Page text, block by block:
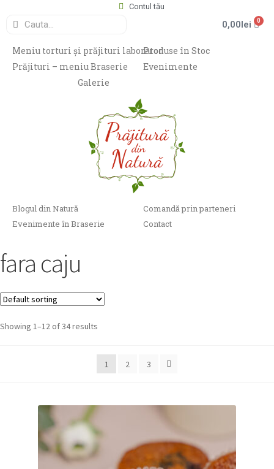
Contul tău
0,00lei 0
Meniu torturi și prăjituri laboratorProduse în Stoc
Prăjituri – meniu Braserie
Evenimente
Galerie
Blogul din Natură
Comandă prin parteneri
Evenimente în Braserie
Contact
fara caju
Showing 1–12 of 34 results
1 2 3